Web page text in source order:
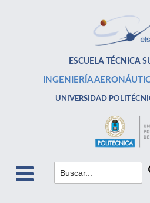
ESCUELA TÉCNICA
INGENIERÍA
UNIVERSIDAD